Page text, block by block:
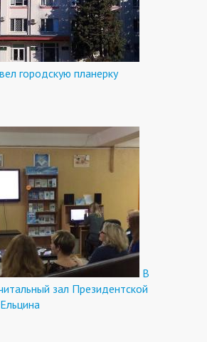
городскую планерку
В
зал Президентской